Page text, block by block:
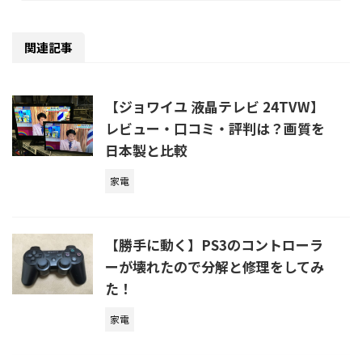
関連記事
【ジョワイユ 液晶テレビ 24TVW】
レビュー・口コミ・評判は？画質を
日本製と比較
家電
【勝手に動く】PS3のコントローラ
ーが壊れたので分解と修理をしてみ
た！
家電